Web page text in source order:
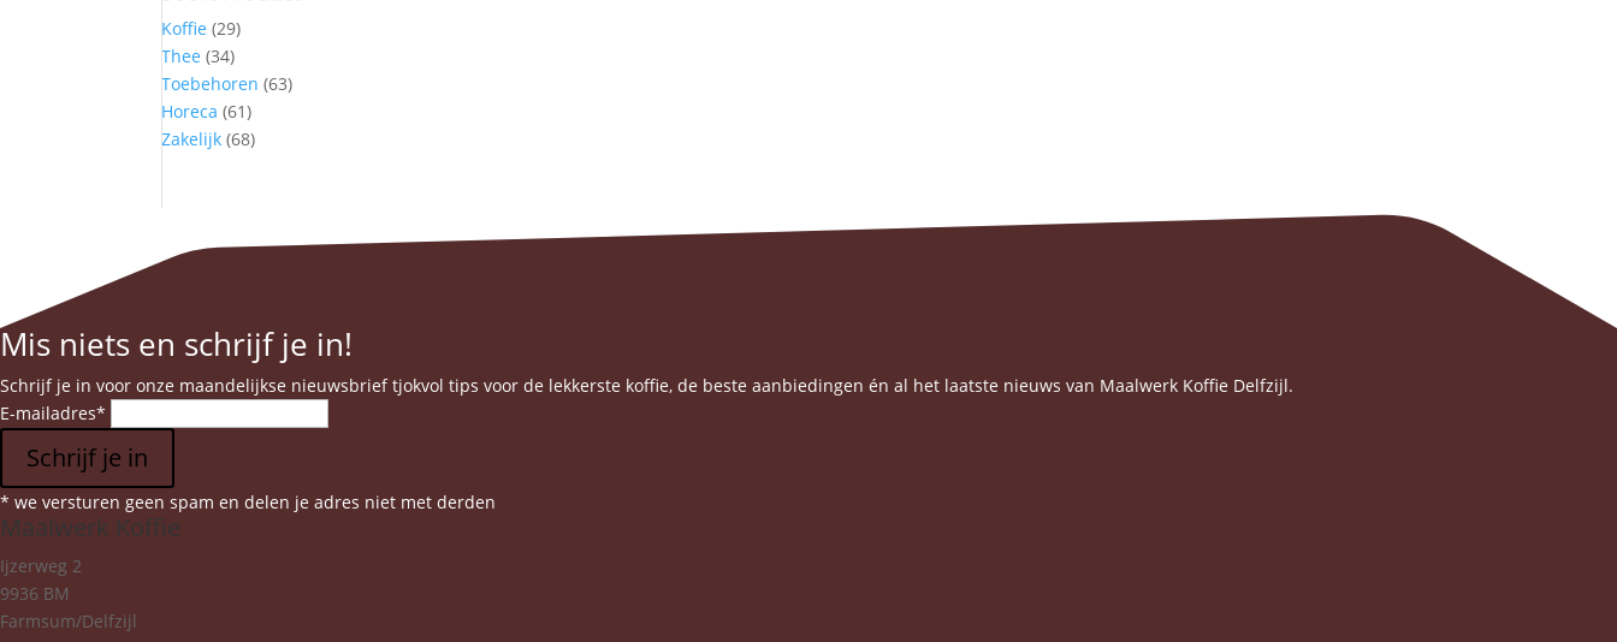
Koffie (29)
Thee (34)
Toebehoren (63)
Horeca (61)
Zakelijk (68)
Mis niets en schrijf je in!
Schrijf je in voor onze maandelijkse nieuwsbrief tjokvol tips voor de lekkerste koffie, de beste aanbiedingen én al het laatste nieuws van Maalwerk Koffie Delfzijl.
E-mailadres*
Schrijf je in
* we versturen geen spam en delen je adres niet met derden
Maalwerk Koffie
Ijzerweg 2
9936 BM
Farmsum/Delfzijl